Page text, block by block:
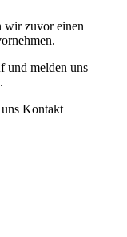
wir zuvor einen
und melden uns
Kontakt